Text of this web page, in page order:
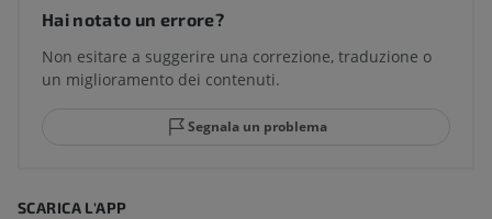
Hai notato un errore?
Non esitare a suggerire una correzione, traduzione o
un miglioramento dei contenuti.
Segnala un problema
SCARICA L'APP